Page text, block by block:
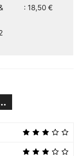
: 18,50 €